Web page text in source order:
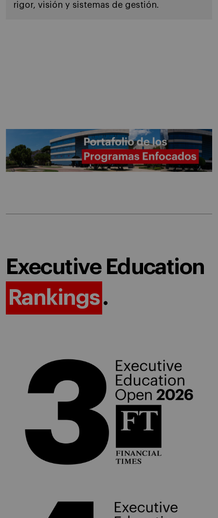
rigor, visión y sistemas de gestión.
Executive Education
Rankings.